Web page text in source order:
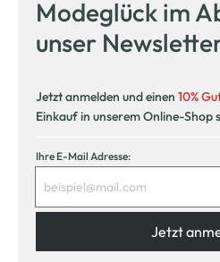
Kostenlose
in Ihre
Modeglück im
unser
Jetzt anmelden und einen 10%
Einkauf in unserem Online-Shop
Ihre E-Mail Adresse:
Jetzt